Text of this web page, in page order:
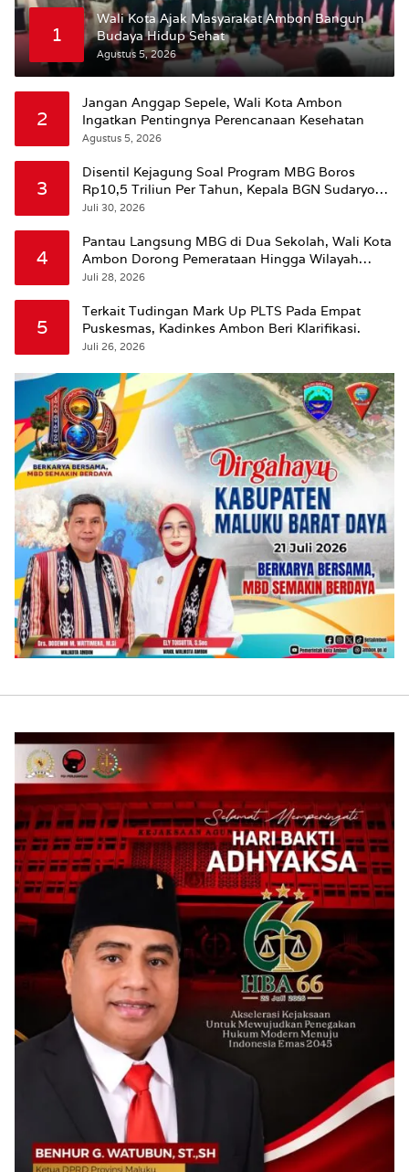
1
Wali Kota Ajak Masyarakat Ambon Bangun
Budaya Hidup Sehat
Agustus 5, 2026
2
Jangan Anggap Sepele, Wali Kota Ambon
Ingatkan Pentingnya Perencanaan Kesehatan
Agustus 5, 2026
3
Disentil Kejagung Soal Program MBG Boros
Rp10,5 Triliun Per Tahun, Kepala BGN Sudaryono
Beri Penjelasan
Juli 30, 2026
4
Pantau Langsung MBG di Dua Sekolah, Wali Kota
Ambon Dorong Pemerataan Hingga Wilayah
Leitimur Selatan
Juli 28, 2026
5
Terkait Tudingan Mark Up PLTS Pada Empat
Puskesmas, Kadinkes Ambon Beri Klarifikasi.
Juli 26, 2026